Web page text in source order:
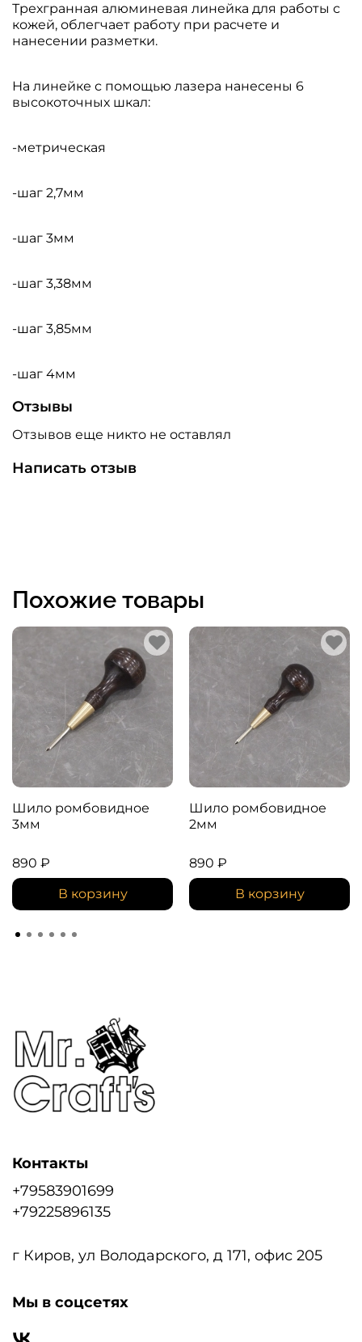
Трехгранная алюминевая линейка для работы с
кожей, облегчает работу при расчете и
нанесении разметки.
На линейке с помощью лазера нанесены 6
высокоточных шкал:
-метрическая
-шаг 2,7мм
-шаг 3мм
-шаг 3,38мм
-шаг 3,85мм
-шаг 4мм
Отзывы
Отзывов еще никто не оставлял
Написать отзыв
Похожие товары
Шило ромбовидное
3мм
890 ₽
В корзину
Шило ромбовидное
2мм
890 ₽
В корзину
Контакты
+79583901699
+79225896135
г Киров, ул Володарского, д 171, офис 205
Мы в соцсетях